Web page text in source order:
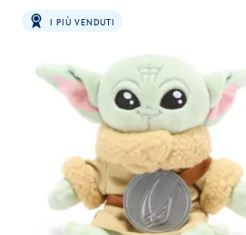
I PIÙ VENDUTI